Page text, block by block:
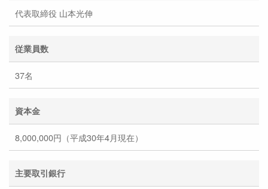
代表取締役 山本光伸
従業員数
37名
資本金
8,000,000円（平成30年4月現在）
主要取引銀行